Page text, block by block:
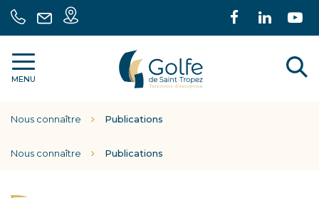
Gestion des traceurs
04
94
55
70
Nous
écrire
Carte
intéractive
Lien
vers
Lien
vers
le
MENU
Communauté
Golfe
Saint
Nous connaître Publications
Nous connaître Publications